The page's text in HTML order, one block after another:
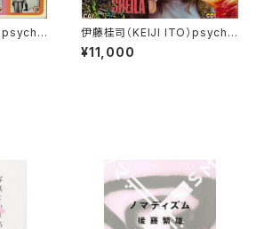
psyche
伊藤桂司（KEIJI ITO）psyche
delia records vol.5
¥11,000